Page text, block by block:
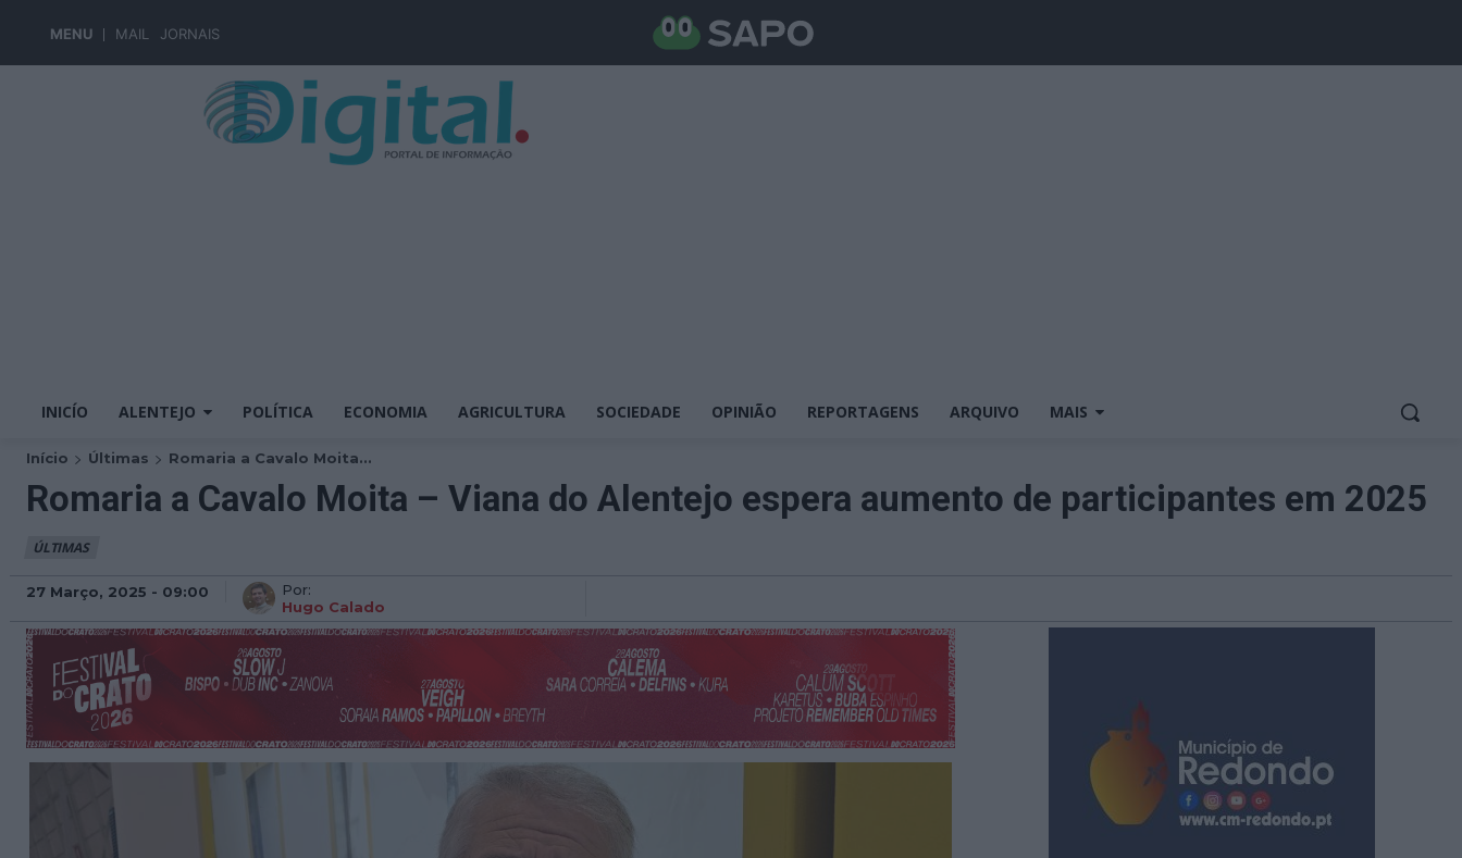
MENU MAIL JORNAIS
INICÍO ALENTEJO POLÍTICA ECONOMIA AGRICULTURA SOCIEDADE OPINIÃO REPORTAGENS ARQUIVO MAIS
Início Últimas Romaria a Cavalo Moita...
Romaria a Cavalo Moita – Viana do Alentejo espera aumento de participantes em 2025
ÚLTIMAS
27 Março, 2025 - 09:00
Por:
Hugo Calado